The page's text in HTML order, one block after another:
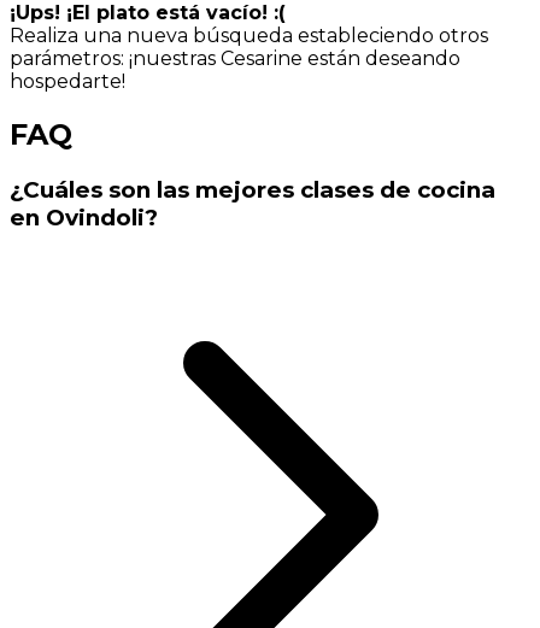
¡Ups! ¡El plato está vacío! :(
Realiza una nueva búsqueda estableciendo otros
parámetros: ¡nuestras Cesarine están deseando
hospedarte!
FAQ
¿Cuáles son las mejores clases de cocina
en Ovindoli?